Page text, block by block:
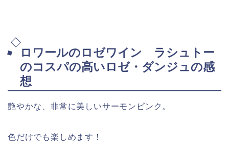
ロワールのロゼワイン ラシュトー
のコスパの高いロゼ・ダンジュの感
想
艶やかな、非常に美しいサーモンピンク。
色だけでも楽しめます！